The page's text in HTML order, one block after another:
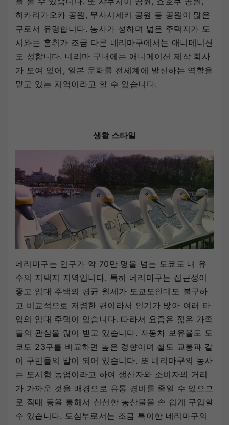
히카리가오카 공원, 무사시세키 공원 등 공원이 많은
구로서 유명합니다. 농사가 성하며 넓은 주택지가 도
시와는 흥취가 조금 다른 네리마구에서는 애니메니션
도 성합니다. 네리마 구내에는 애니메이션 제작 회사
가 모여 있어, 일본 문화를 전세계에 발신하는 역할을
맡고 있는 지역이라고 할 수 있습니다.
생활 스타일
네리마구는 인구가 약 70만 명을 넘는 도쿄도 내 유
수의 지택지 지역입니다. 특히 네리마구는 접근성이
좋고 임대 주택의 평균 월세가 도쿄도인데도 불구하
고 비교적으로 저렴한 편이라서 인기가 많아 여러 타
입의 임대 주택이 있습니다. 따라서 요즘은 젊은 가족
들의 관심을 많이 받고 있습니다. 자동차 보유율도 도
쿄도 23구를 비교하면 높은 경향이며 철도 교통과 같
이 구민들의 발이 되어 있습니다. 또 네리마구의 농사
는 도시형 농업이라고 하여 생산자와 소비자의 거리
가 가까운 것을 배경으로 유통 경비를 줄일 수 있으므
로 직매 등을 통해서 신선한 농산물을 손 쉽게 구입할
수 있습니다. 도심부로서는 조금 특이한 네리마구의